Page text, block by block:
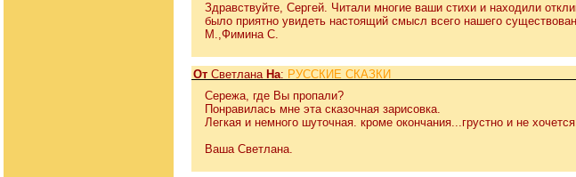
Здравствуйте, Сергей. Читали многие ваши стихи и находили
было приятно увидеть настоящий смысл всего нашего
М.,Фимина С.
От Светлана На: РУССКИЕ СКАЗКИ
Сережа, где Вы пропали?
Понравилась мне эта сказочная зарисовка.
Легкая и немного шуточная. кроме окончания...грустно и не
Ваша Светлана.